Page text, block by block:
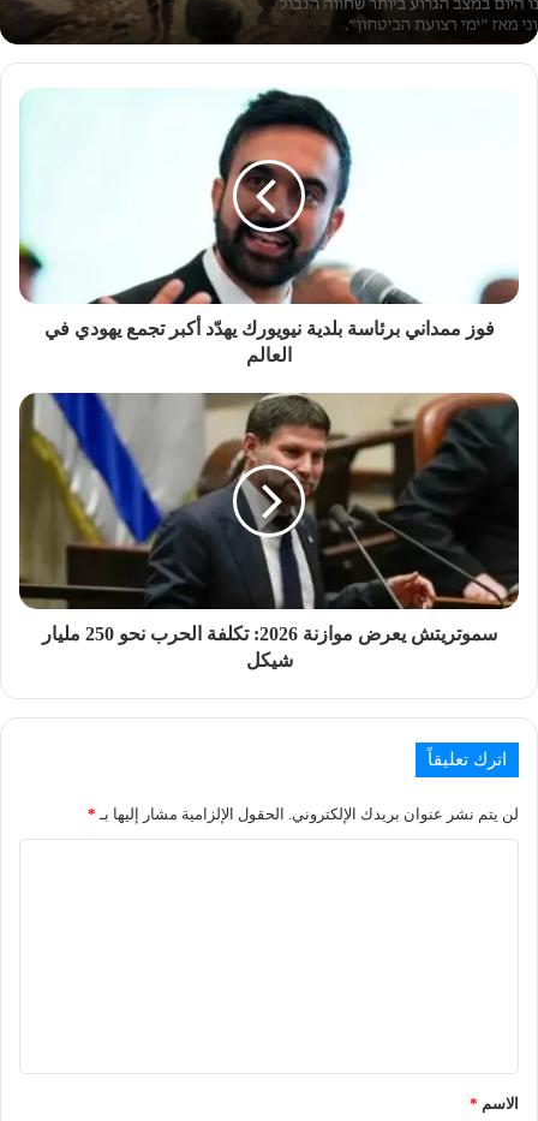
فوز ممداني برئاسة بلدية نيويورك يهدّد أكبر تجمع يهودي في
العالم
سموتريتش يعرض موازنة 2026: تكلفة الحرب نحو 250 مليار
شيكل
اترك تعليقاً
لن يتم نشر عنوان بريدك الإلكتروني. الحقول الإلزامية مشار إليها بـ *
الاسم *